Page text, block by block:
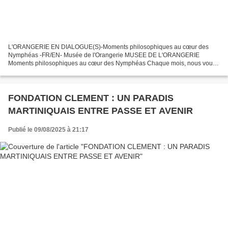
L'ORANGERIE EN DIALOGUE(S)-Moments philosophiques au cœur des
Nymphéas -FR/EN- Musée de l'Orangerie MUSEE DE L'ORANGERIE
Moments philosophiques au cœur des Nymphéas Chaque mois, nous vous
FONDATION CLEMENT : UN PARADIS
MARTINIQUAIS ENTRE PASSE ET AVENIR
Publié le 09/08/2025 à 21:17